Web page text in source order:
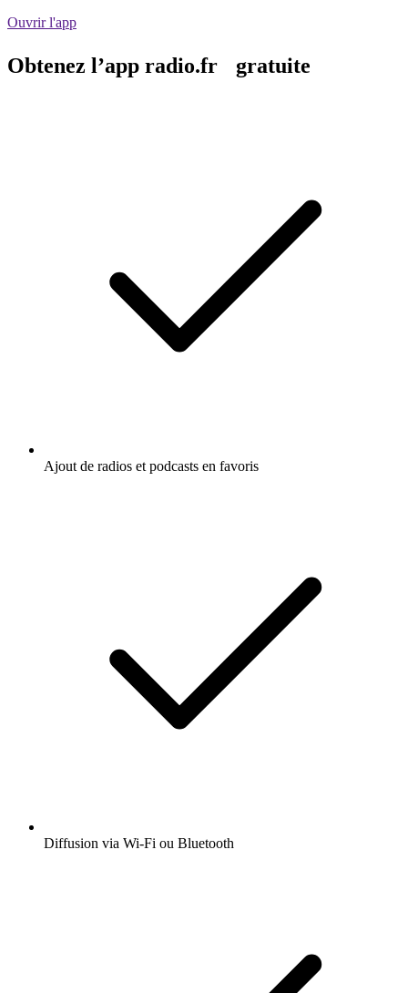
Ouvrir l'app
Obtenez l’app radio.fr gratuite
Ajout de radios et podcasts en favoris
Diffusion via Wi-Fi ou Bluetooth